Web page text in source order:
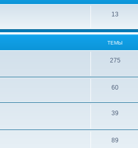
13
ТЕМЫ
275
60
39
89